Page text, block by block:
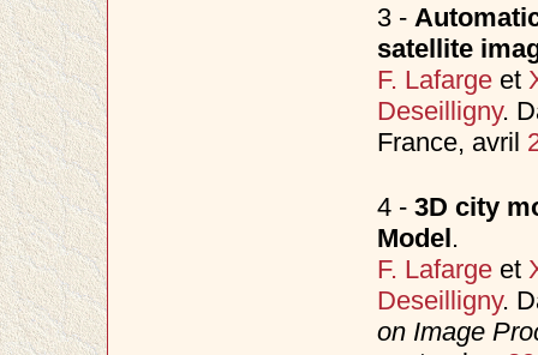
3 -
satellite
F. Lafargeet
Deseilligny.
France, avril
4 - 3D city
Model.
F. Lafargeet
Deseilligny.
on Image